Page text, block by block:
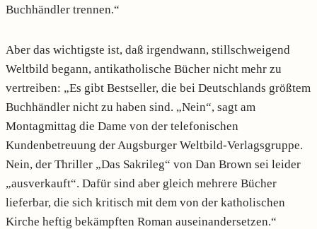
Buchhändler trennen.“
Aber das wichtigste ist, daß irgendwann, stillschweigend
Weltbild begann, antikatholische Bücher nicht mehr zu
vertreiben: „Es gibt Bestseller, die bei Deutschlands größtem
Buchhändler nicht zu haben sind. „Nein“, sagt am
Montagmittag die Dame von der telefonischen
Kundenbetreuung der Augsburger Weltbild-Verlagsgruppe.
Nein, der Thriller „Das Sakrileg“ von Dan Brown sei leider
„ausverkauft“. Dafür sind aber gleich mehrere Bücher
lieferbar, die sich kritisch mit dem von der katholischen
Kirche heftig bekämpften Roman auseinandersetzen.“